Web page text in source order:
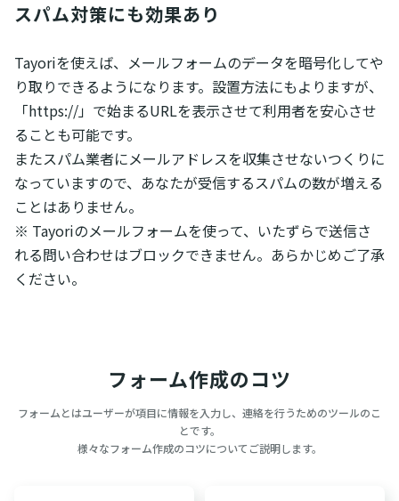
スパム対策にも効果あり
Tayoriを使えば、メールフォームのデータを暗号化してや
り取りできるようになります。設置方法にもよりますが、
「https://」で始まるURLを表示させて利用者を安心させ
ることも可能です。
またスパム業者にメールアドレスを収集させないつくりに
なっていますので、あなたが受信するスパムの数が増える
ことはありません。
※ Tayoriのメールフォームを使って、いたずらで送信さ
れる問い合わせはブロックできません。あらかじめご了承
ください。
フォーム作成のコツ
フォームとはユーザーが項目に情報を入力し、連絡を行うためのツールのこ
とです。
様々なフォーム作成のコツについてご説明します。